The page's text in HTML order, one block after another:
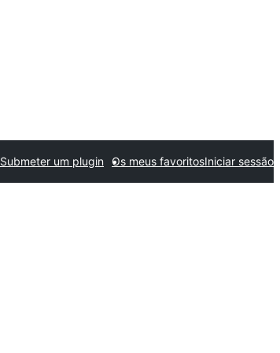
Submeter um plugin Os meus favoritosIniciar sessão